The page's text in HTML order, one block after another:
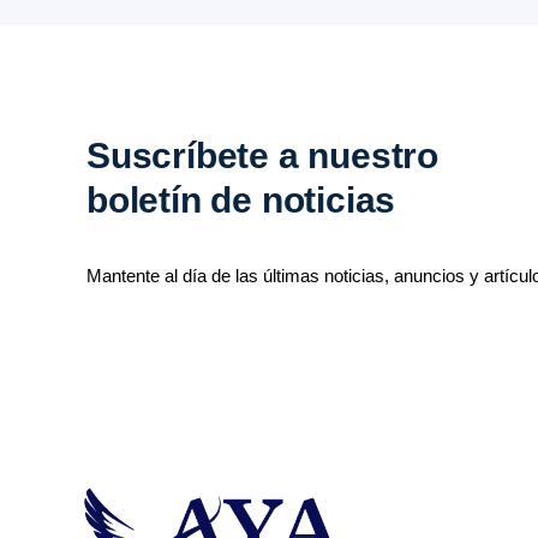
Suscríbete a nuestro
boletín de noticias
Mantente al día de las últimas noticias, anuncios y